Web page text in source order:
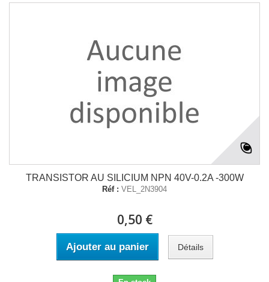
TRANSISTOR AU SILICIUM NPN 40V-0.2A -300W
Réf : VEL_2N3904
0,50 €
Ajouter au panier Détails